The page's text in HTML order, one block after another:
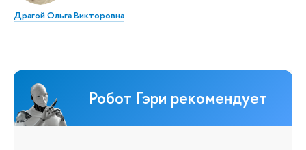
Драгой Ольга Викторовна
Робот Гэри рекомендует